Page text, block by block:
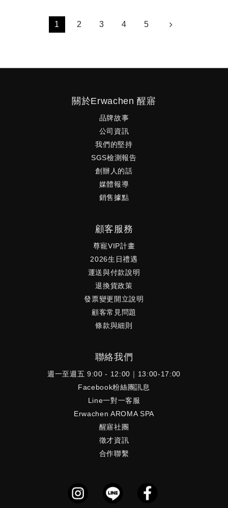
1 2 3 4 5
關於Erwachen 醒寤
品牌故事
公司資訊
我們的堅持
SGS檢測報告
創辦人的話
媒體報導
銷售據點
顧客服務
尊寵VIP計畫
2026生日禮遇
運送與付款說明
退換貨政策
發票變更開立說明
顧客常見問題
條款與細則
聯絡我們
週一至週五 9:00 - 12:00｜13:00-17:00
Facebook粉絲團訊息
Line一對一客服
Erwachen AROMA SPA
醒寤社團
徵才資訊
合作聯繫